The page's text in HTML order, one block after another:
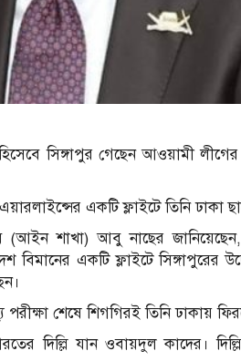
হিসেবে সিঙ্গাপুর গেছেন আওয়ামী
একটি ফ্লাইটে তিনি ঢাকা
শাখা) আবু নাছের
একটি ফ্লাইটে সিঙ্গাপুরের
পরীক্ষা শেষে শিগগিরই তিনি ঢাকায়
দিল্লি যান ওবায়দুল কাদের।